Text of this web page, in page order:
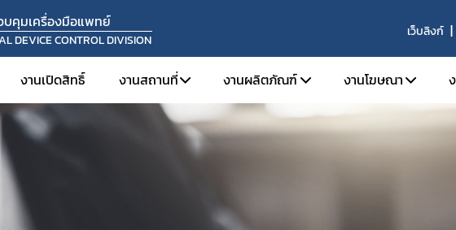
บคุมเครื่องมือแพทย์
DEVICE CONTROL DIVISION
เว็บลิงก์
งานเปิดสิทธิ์ งานสถานที่
จดทะเบียนสถานประกอบการ
ระบบคุณภาพการนำเข้าหรือขาย
งานผลิตภัณฑ์
การขึ้นทะเบียนผลิตภัณฑ์
งานเครื่องมือแพทย์สำหรับวินิจฉัยภ
งานโฆษณา
ข้อมูลเบื้องต้นแล
โฆษณาต่อผู้ปร